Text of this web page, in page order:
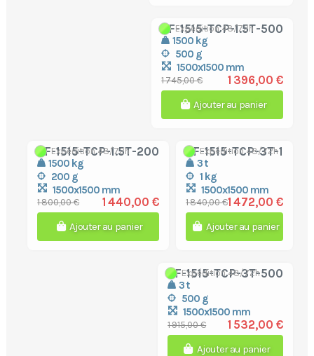
TF-1515-TCP-1.5T-500
1500 kg
500 g
1500x1500 mm
Expédition 48/72h
1 745,00 € 1 396,00 €
Ajouter au panier
TF-1515-TCP-1.5T-200
1500 kg
200 g
1500x1500 mm
Expédition 48/72h
1 800,00 € 1 440,00 €
Ajouter au panier
TF-1515-TCP-3T-1
3 t
1 kg
1500x1500 mm
Expédition 48/72h
1 840,00 €1 472,00 €
Ajouter au panier
TF-1515-TCP-3T-500
3 t
500 g
1500x1500 mm
Expédition 48/72h
1 915,00 € 1 532,00 €
Ajouter au panier